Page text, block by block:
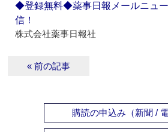
◆登録無料◆薬事日報メールニュ
信！
株式会社薬事日報社
« 前の記事
購読の申込み（新聞 / 電